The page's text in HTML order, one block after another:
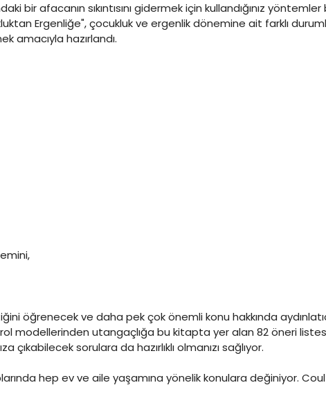
bir afacanın sıkıntısını gidermek için kullandığınız
Ergenliğe", çocukluk ve ergenlik dönemine ait farklı
amacıyla hazırlandı.
öğrenecek ve daha pek çok önemli konu hakkında
modellerinden utangaçlığa bu kitapta yer alan 82 öneri
sorulara da hazırlıklı olmanızı sağlıyor.
hep ev ve aile yaşamına yönelik konulara değiniyor.